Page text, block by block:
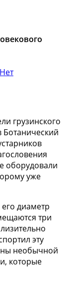
Нет
грузинского
Ботанический
оборудовали
уже
диаметр
три
эту
необычной
которые